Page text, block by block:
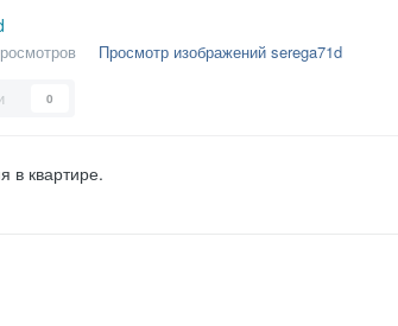
Просмотр изображений serega71d
0
в квартире.